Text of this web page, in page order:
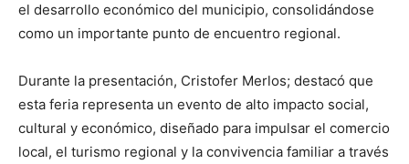
el desarrollo económico del municipio, consolidándose
como un importante punto de encuentro regional.
Durante la presentación, Cristofer Merlos; destacó que
esta feria representa un evento de alto impacto social,
cultural y económico, diseñado para impulsar el comercio
local, el turismo regional y la convivencia familiar a través